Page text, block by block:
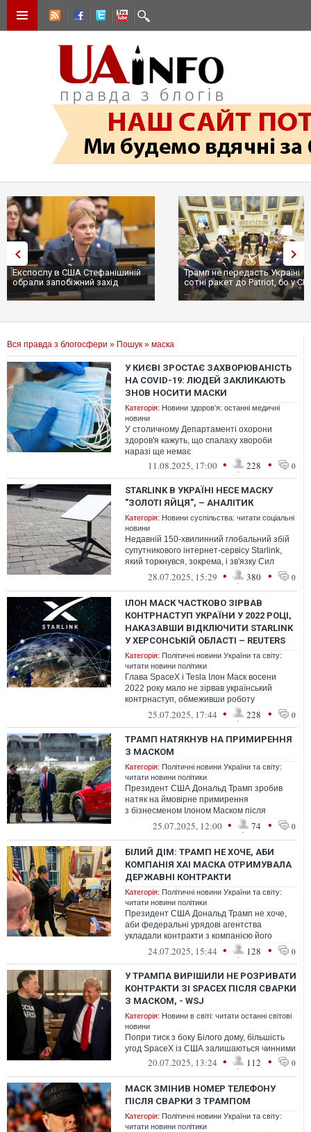
Експослу в США Стефанішиній
обрали запобіжний захід
Трамп не передасть Україні
сотні ракет до Patriot, бо у
...
Вся правда з блогосфери » Пошук » маска
У КИЄВІ ЗРОСТАЄ ЗАХВОРЮВАНІСТЬ
НА COVID-19: ЛЮДЕЙ ЗАКЛИКАЮТЬ
ЗНОВ НОСИТИ МАСКИ
Категорія: Новини здоров'я: останні медичні
новини
У столичному Департаменті охорони
здоров'я кажуть, що спалаху хвороби
наразі ще немає
11.08.2025, 17:00 • 228 • 0
STARLINK В УКРАЇНІ НЕСЕ МАСКУ
"ЗОЛОТІ ЯЙЦЯ", – АНАЛІТИК
Категорія: Новини суспільства: читати соціальні
новини
Недавній 150-хвилинний глобальний збій
супутникового інтернет-сервісу Starlink,
який торкнувся, зокрема, і зв'язку Сил
оборони України, зайвий раз під...
28.07.2025, 15:29 • 380 • 0
ІЛОН МАСК ЧАСТКОВО ЗІРВАВ
КОНТРНАСТУП УКРАЇНИ У 2022 РОЦІ,
НАКАЗАВШИ ВІДКЛЮЧИТИ STARLINK
У ХЕРСОНСЬКІЙ ОБЛАСТІ – REUTERS
Категорія: Політичні новини України та світу:
читати новини політики
Глава SpaceX і Tesla Ілон Маск восени
2022 року мало не зірвав український
контрнаступ, обмеживши роботу
супутникових терміналів Starlink на частині
25.07.2025, 17:44 • 228 • 0
ТРАМП НАТЯКНУВ НА ПРИМИРЕННЯ
З МАСКОМ
Категорія: Політичні новини України та світу:
читати новини політики
Президент США Дональд Трамп зробив
натяк на ймовірне примирення
з бізнесменом Ілоном Маском після
публічного конфлікту, що стався між ними.
25.07.2025, 12:00 • 74 • 0
БІЛИЙ ДІМ: ТРАМП НЕ ХОЧЕ, АБИ
КОМПАНІЯ XAI МАСКА ОТРИМУВАЛА
ДЕРЖАВНІ КОНТРАКТИ
Категорія: Політичні новини України та світу:
читати новини політики
Президент США Дональд Трамп не хоче,
аби федеральні урядові агентства
укладали контракти з компанією його
колишнього радника Ілона Маска xAI. Про
24.07.2025, 15:44 • 128 • 0
У ТРАМПА ВИРІШИЛИ НЕ РОЗРИВАТИ
КОНТРАКТИ ЗІ SPACEX ПІСЛЯ СВАРКИ
З МАСКОМ, - WSJ
Категорія: Новини в світі: читати останні світові
новини
Попри тиск з боку Білого дому, більшість
угод SpaceX із США залишаються чинними
20.07.2025, 13:24 • 112 • 0
МАСК ЗМІНИВ НОМЕР ТЕЛЕФОНУ
ПІСЛЯ СВАРКИ З ТРАМПОМ
Категорія: Політичні новини України та світу:
читати новини політики